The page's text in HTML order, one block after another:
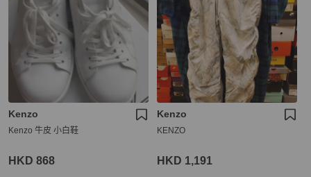
Kenzo
Kenzo 牛皮 小白鞋
HKD 868
Kenzo
KENZO
HKD 1,191